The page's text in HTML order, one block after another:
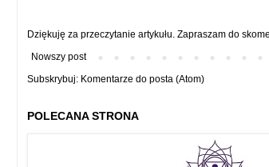
Dziękuję za przeczytanie artykułu. Zapraszam do
Nowszy post
Subskrybuj: Komentarze do posta (Atom)
POLECANA STRONA